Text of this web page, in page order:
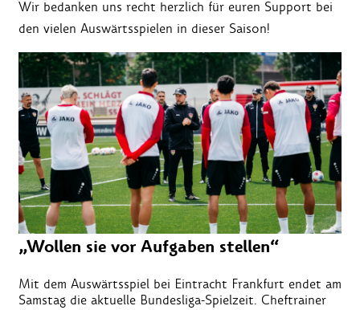
Wir bedanken uns recht herzlich für euren Support bei
den vielen Auswärtsspielen in dieser Saison!
„Wollen sie vor Aufgaben stellen“
Mit dem Auswärtsspiel bei Eintracht Frankfurt endet am
Samstag die aktuelle Bundesliga-Spielzeit. Cheftrainer